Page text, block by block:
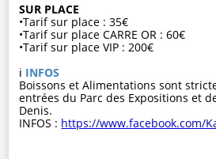
SUR PLACE
•Tarif sur place : 35€
•Tarif sur place CARRE OR : 60€
•Tarif sur place VIP : 200€
ℹ️ INFOS
Boissons et Alimentations sont
entrées du Parc des Expositions et
Denis.
INFOS : https://www.facebook.com/